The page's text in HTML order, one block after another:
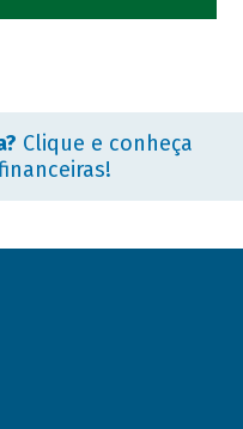
Clique e conheça